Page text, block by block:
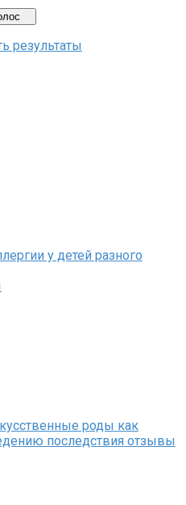
результаты
у детей разного
роды как
последствия отзывы